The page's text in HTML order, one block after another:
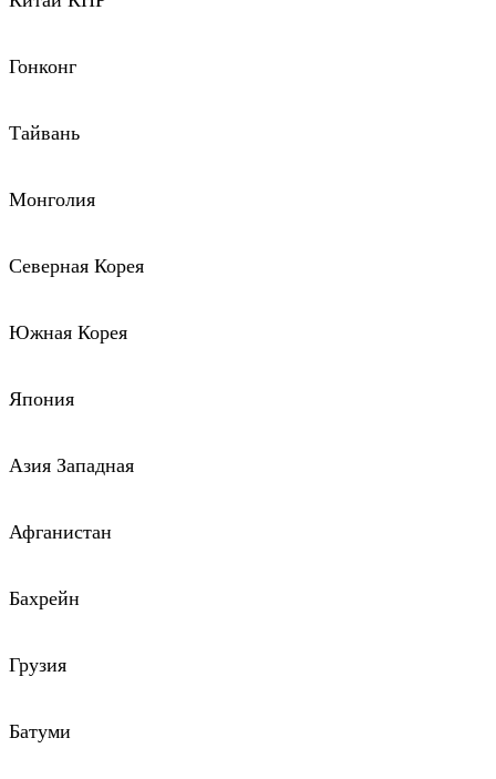
Гонконг
Тайвань
Монголия
Северная Корея
Южная Корея
Япония
Азия Западная
Афганистан
Бахрейн
Грузия
Батуми